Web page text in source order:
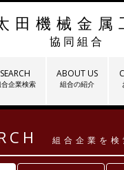
田機械金属
協同組合
SEARCH
合企業検索
ABOUT US
組合の紹介
組合企業を検